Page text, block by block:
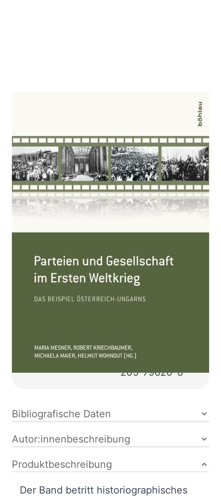
Gesellschaft im
Ersten Weltkrieg
Das Beispiel Österreich-Ungarn
Verlag:
04.07.2014
Paperback
ISBN: 978-3-
205-79620-6
Bibliografische Daten
Autor:innenbeschreibung
Produktbeschreibung
Der Band betritt historiographisches